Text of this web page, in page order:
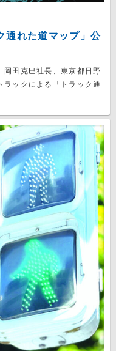
通れた道マップ」公
岡田克巳社長、東京都日野
ックによる「トラック通